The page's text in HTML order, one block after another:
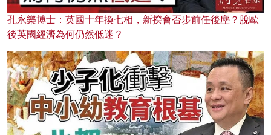
孔永樂博士：英國十年換七相，新揆會否步前任後塵？脫歐
後英國經濟為何仍然低迷？